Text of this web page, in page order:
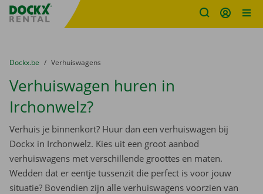
Fratello DEMO
U bevindt zich hier:
van
Dockx.be naar
Verhuiswagens
Verhuiswagen huren in
Irchonwelz?
Verhuis je binnenkort? Huur dan een verhuiswagen bij
Dockx in Irchonwelz. Kies uit een groot aanbod
verhuiswagens met verschillende groottes en maten.
Wedden dat er eentje tussenzit die perfect is voor jouw
situatie? Bovendien zijn alle verhuiswagens voorzien van